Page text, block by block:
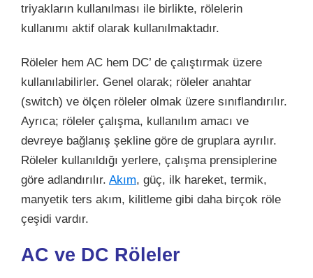
triyakların kullanılması ile birlikte, rölelerin
kullanımı aktif olarak kullanılmaktadır.
Röleler hem AC hem DC’ de çalıştırmak üzere
kullanılabilirler. Genel olarak; röleler anahtar
(switch) ve ölçen röleler olmak üzere sınıflandırılır.
Ayrıca; röleler çalışma, kullanılım amacı ve
devreye bağlanış şekline göre de gruplara ayrılır.
Röleler kullanıldığı yerlere, çalışma prensiplerine
göre adlandırılır. Akım, güç, ilk hareket, termik,
manyetik ters akım, kilitleme gibi daha birçok röle
çeşidi vardır.
AC ve DC Röleler